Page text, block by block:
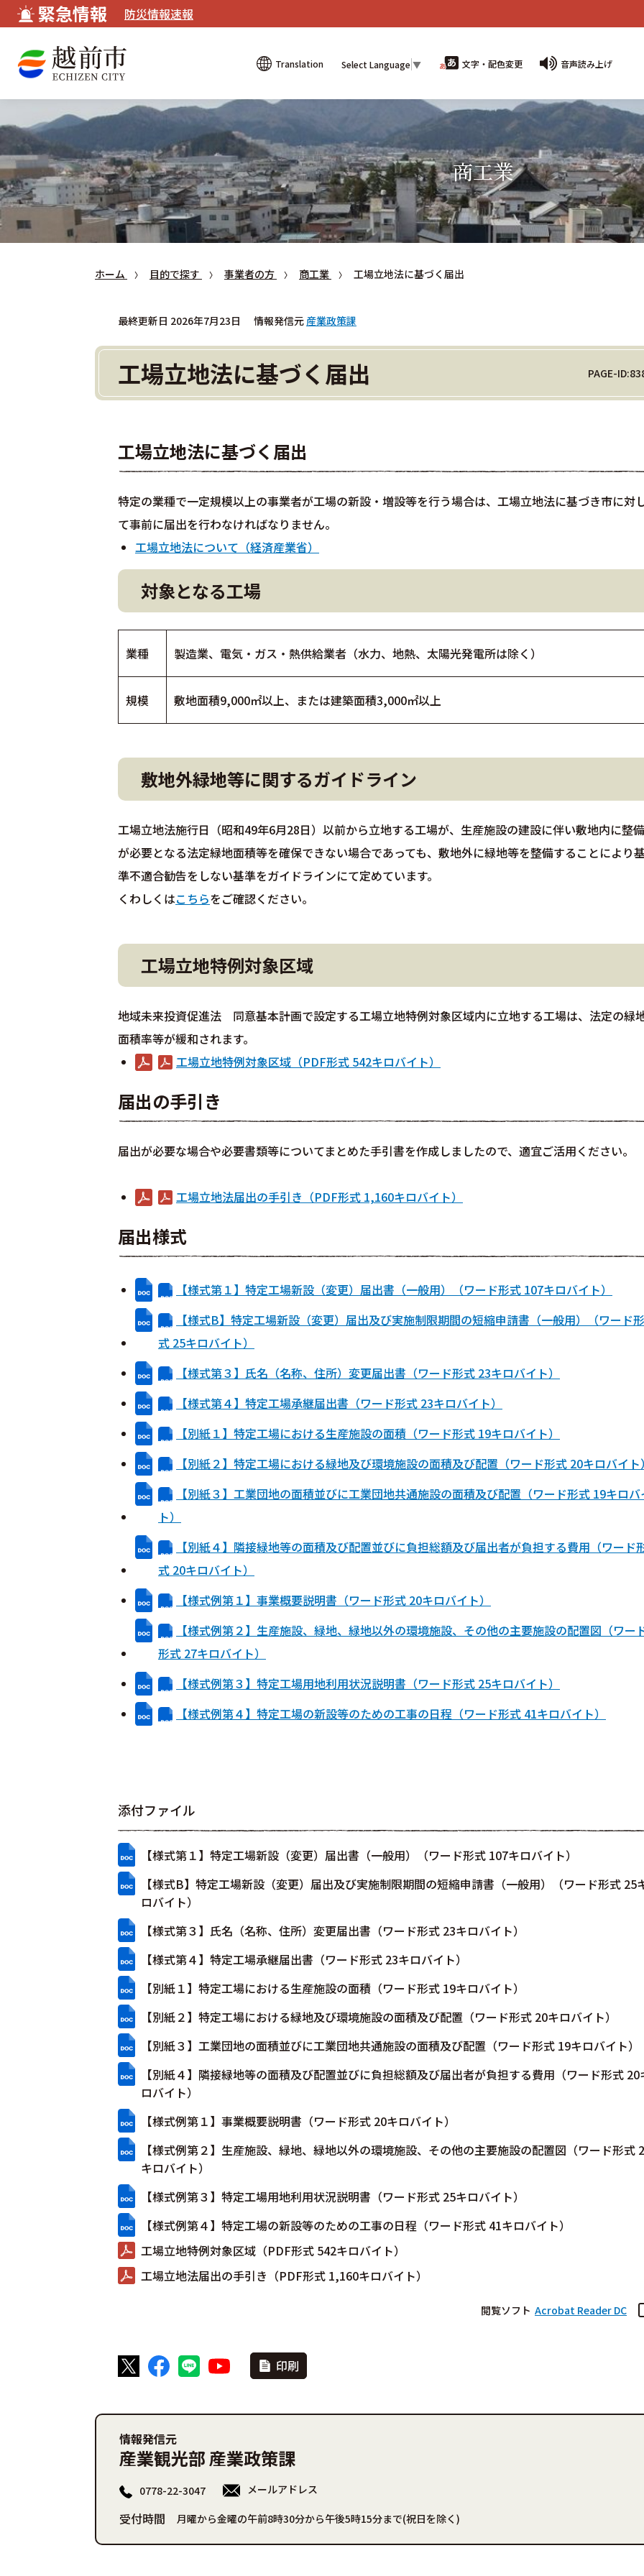
緊急情報 防災情報速報
Translation Select Language▼ 文字・配色変更 音声読み上げ
商工業
ホーム 目的で探す 事業者の方 商工業 工場立地法に基づく届出
最終更新日 2026年7月23日 情報発信元 産業政策課
工場立地法に基づく届出 PAGE-
工場立地法に基づく届出
特定の業種で一定規模以上の事業者が工場の新設・増設等を行う場合は、工場立地法に基づき市に対
て事前に届出を行わなければなりません。
工場立地法について（経済産業省）
対象となる工場
業種 製造業、電気・ガス・熱供給業者（水力、地熱、太陽光発電所は除く）
規模 敷地面積9,000㎡以上、または建築面積3,000㎡以上
敷地外緑地等に関するガイドライン
工場立地法施行日（昭和49年6月28日）以前から立地する工場が、生産施設の建設に伴い敷地内に整備
が必要となる法定緑地面積等を確保できない場合であっても、敷地外に緑地等を整備することにより
準不適合勧告をしない基準をガイドラインにて定めています。
くわしくはこちらをご確認ください。
工場立地特例対象区域
地域未来投資促進法 同意基本計画で設定する工場立地特例対象区域内に立地する工場は、法定の緑
面積率等が緩和されます。
工場立地特例対象区域（PDF形式 542キロバイト）
届出の手引き
届出が必要な場合や必要書類等についてまとめた手引書を作成しましたので、適宜ご活用ください。
工場立地法届出の手引き（PDF形式 1,160キロバイト）
届出様式
【様式第１】特定工場新設（変更）届出書（一般用）（ワード形式 107キロバイト）
【様式B】特定工場新設（変更）届出及び実施制限期間の短縮申請書（一般用）（ワード形
式 25キロバイト）
【様式第３】氏名（名称、住所）変更届出書（ワード形式 23キロバイト）
【様式第４】特定工場承継届出書（ワード形式 23キロバイト）
【別紙１】特定工場における生産施設の面積（ワード形式 19キロバイト）
【別紙２】特定工場における緑地及び環境施設の面積及び配置（ワード形式 20キロバイト
【別紙３】工業団地の面積並びに工業団地共通施設の面積及び配置（ワード形式 19キロバ
ト）
【別紙４】隣接緑地等の面積及び配置並びに負担総額及び届出者が負担する費用（ワード
式 20キロバイト）
【様式例第１】事業概要説明書（ワード形式 20キロバイト）
【様式例第２】生産施設、緑地、緑地以外の環境施設、その他の主要施設の配置図（ワー
形式 27キロバイト）
【様式例第３】特定工場用地利用状況説明書（ワード形式 25キロバイト）
【様式例第４】特定工場の新設等のための工事の日程（ワード形式 41キロバイト）
添付ファイル
【様式第１】特定工場新設（変更）届出書（一般用）（ワード形式 107キロバイト）
【様式B】特定工場新設（変更）届出及び実施制限期間の短縮申請書（一般用）（ワード形式 25
ロバイト）
【様式第３】氏名（名称、住所）変更届出書（ワード形式 23キロバイト）
【様式第４】特定工場承継届出書（ワード形式 23キロバイト）
【別紙１】特定工場における生産施設の面積（ワード形式 19キロバイト）
【別紙２】特定工場における緑地及び環境施設の面積及び配置（ワード形式 20キロバイト）
【別紙３】工業団地の面積並びに工業団地共通施設の面積及び配置（ワード形式 19キロバイト）
【別紙４】隣接緑地等の面積及び配置並びに負担総額及び届出者が負担する費用（ワード形式 20
ロバイト）
【様式例第１】事業概要説明書（ワード形式 20キロバイト）
【様式例第２】生産施設、緑地、緑地以外の環境施設、その他の主要施設の配置図（ワード形式
キロバイト）
【様式例第３】特定工場用地利用状況説明書（ワード形式 25キロバイト）
【様式例第４】特定工場の新設等のための工事の日程（ワード形式 41キロバイト）
工場立地特例対象区域（PDF形式 542キロバイト）
工場立地法届出の手引き（PDF形式 1,160キロバイト）
閲覧ソフト Acrobat Reader DC
印刷
情報発信元
産業観光部 産業政策課
0778-22-3047 メールアドレス
受付時間 月曜から金曜の午前8時30分から午後5時15分まで(祝日を除く)